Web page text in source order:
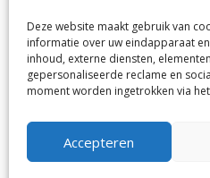
Deze website maakt gebruik van
informatie over uw eindapparaat
inhoud, externe diensten,
gepersonaliseerde reclame en
moment worden ingetrokken via
Accepteren
De Nieuwe
1431 GJ
0297-